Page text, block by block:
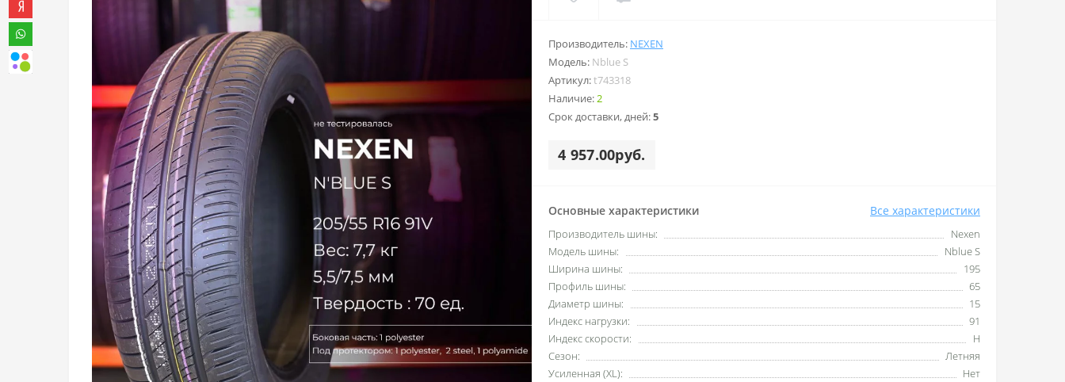
Производитель: NEXEN
Модель: Nblue S
Артикул:t743318
Наличие:2
Срок доставки, дней:5
4 957.00руб.
Основные характеристики Все характеристики
Производитель шины:
Nexen
Модель шины:
Nblue S
Ширина шины:
195
Профиль шины:
65
Диаметр шины:
15
Индекс нагрузки:
91
Индекс скорости:
H
Сезон:
Летняя
Усиленная (XL):
Нет